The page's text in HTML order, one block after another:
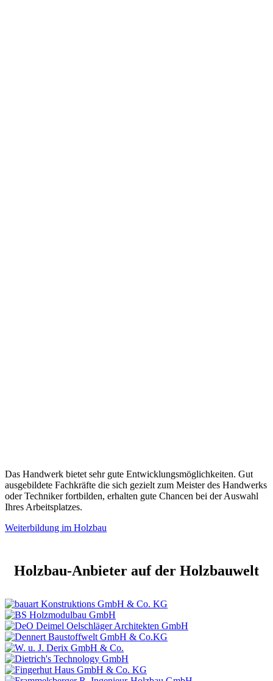
Das Handwerk bietet sehr gute Entwicklungsmöglichkeiten. Gut
ausgebildete Fachkräfte die sich gezielt zum Meister des Handwerks
oder Techniker fortbilden, erhalten gute Chancen bei der Auswahl
Ihres Arbeitsplatzes.
Weiterbildung im Holzbau
Holzbau-Anbieter auf der Holzbauwelt